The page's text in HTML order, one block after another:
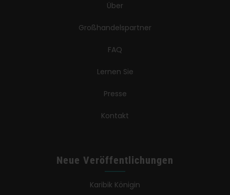
Über
Großhandelspartner
FAQ
Lernen Sie
Presse
Kontakt
Neue Veröffentlichungen
Karibik Königin